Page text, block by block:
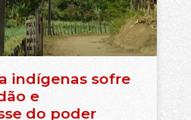
indígenas sofre
e
do poder